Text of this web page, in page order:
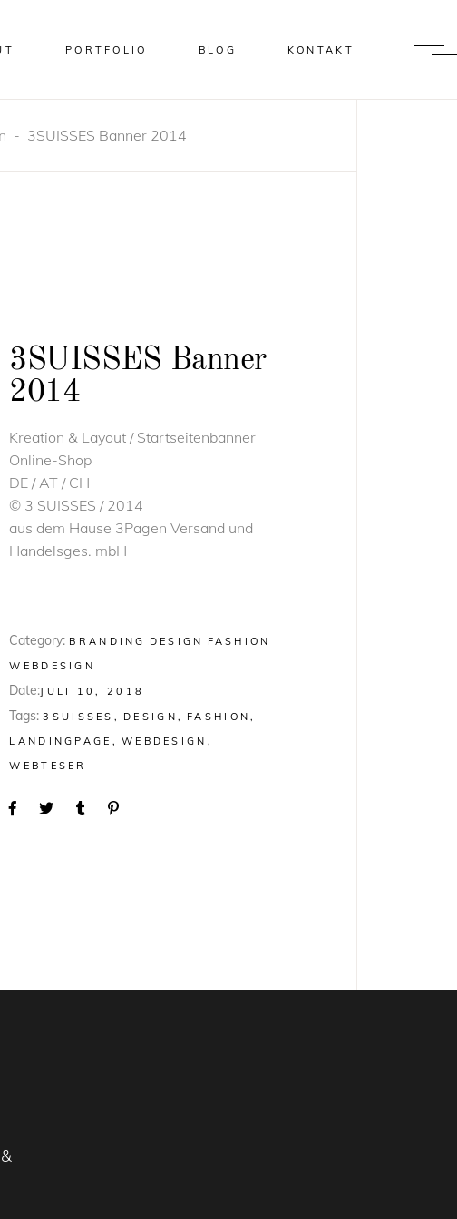
PORTFOLIO BLOG KONTAKT
- 3SUISSES Banner 2014
3SUISSES Banner
2014
Kreation & Layout / Startseitenbanner
Online-Shop
DE / AT / CH
© 3 SUISSES / 2014
aus dem Hause 3Pagen Versand und
Handelsges. mbH
Category: BRANDING DESIGN
FASHION
WEBDESIGN
Date:JULI 10, 2018
Tags: 3SUISSES DESIGN
FASHION
LANDINGPAGE
WEBDESIGN
WEBTESER